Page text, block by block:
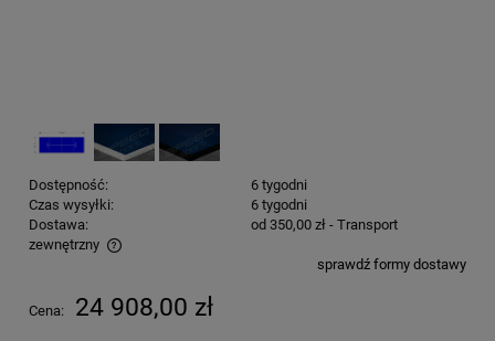
Dostępność:
6 tygodni
Czas wysyłki:
6 tygodni
Dostawa:
od 350,00 zł - Transport
zewnętrzny
Cena nie zawiera ewentualnych kosztów płatnościsprawdź formy dostawy
Cena: 24 908,00 zł